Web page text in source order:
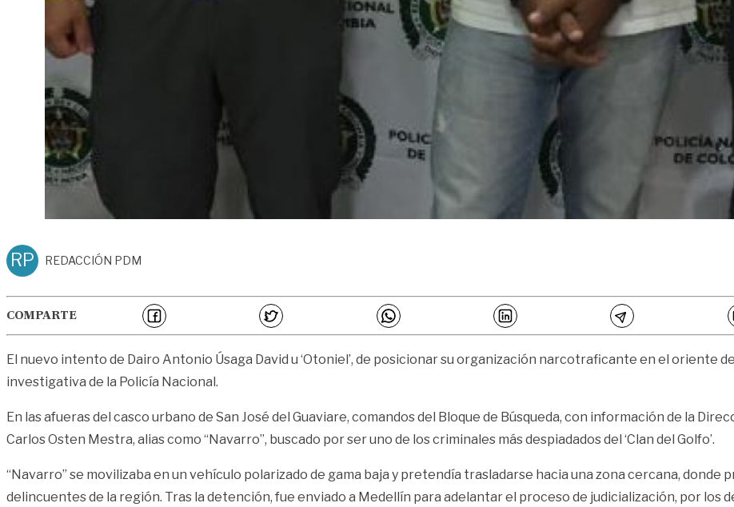
RP REDACCIÓN PDM
COMPARTE
El nuevo intento de Dairo Antonio Úsaga David u ‘Otoniel’, de posicionar su organización narcotraficante en el oriente
investigativa de la Policía Nacional.
En las afueras del casco urbano de San José del Guaviare, comandos del Bloque de Búsqueda, con información de la
Carlos Osten Mestra, alias como “Navarro”, buscado por ser uno de los criminales más despiadados del ‘Clan del Golfo’.
“Navarro” se movilizaba en un vehículo polarizado de gama baja y pretendía trasladarse hacia una zona cercana,
delincuentes de la región. Tras la detención, fue enviado a Medellín para adelantar el proceso de judicialización, por los